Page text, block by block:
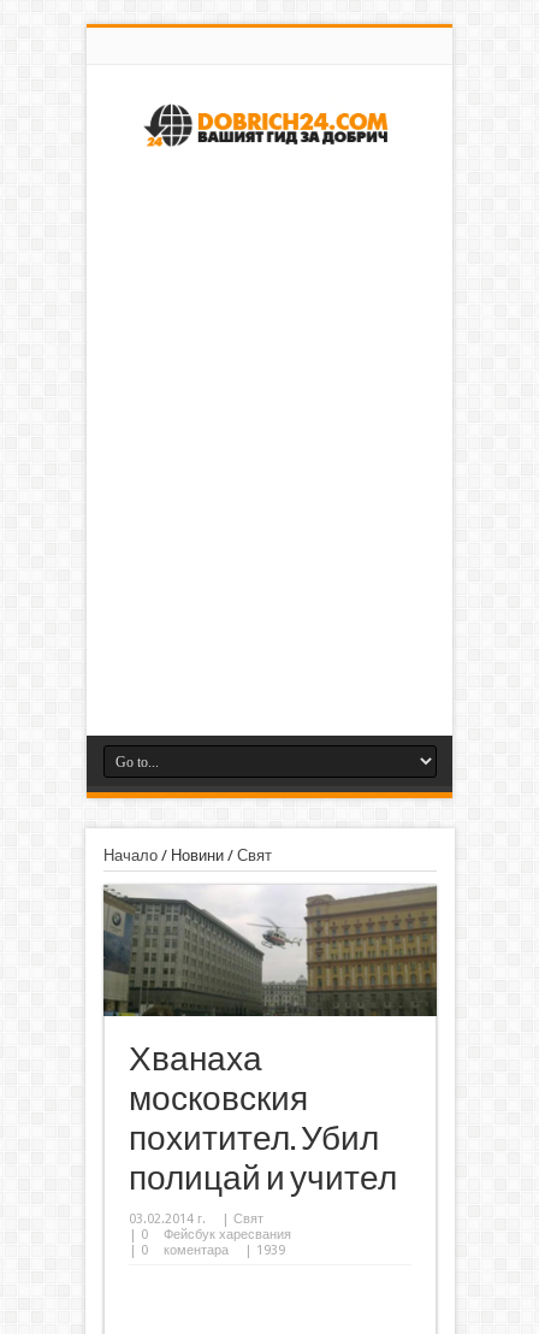
Начало/ Новини/ Свят
Хванаха
московския
похитител. Убил
полицай и учител
03.02.2014 г. | Свят
| 0
Фейсбук харесвания
| 0 коментара | 1939